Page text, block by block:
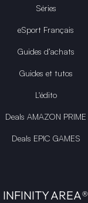
Séries
eSport Français
Guides d’achats
Guides et tutos
L'édito
Deals AMAZON PRIME
Deals EPIC GAMES
INFINITY AREA®